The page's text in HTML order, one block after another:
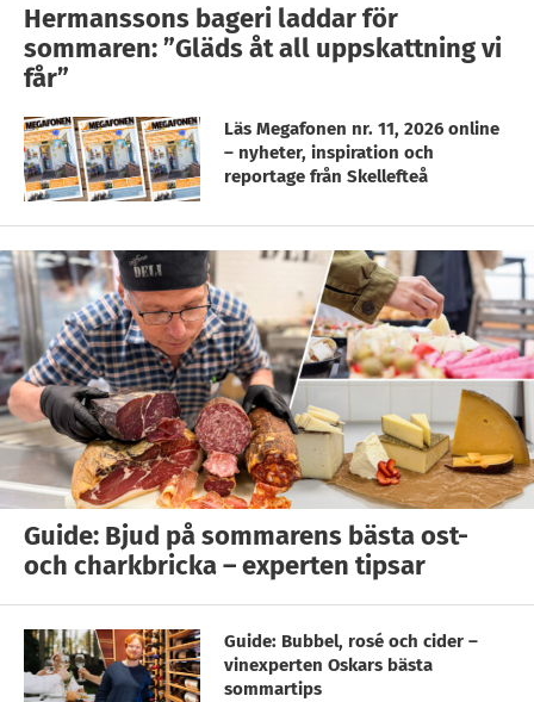
Hermanssons bageri laddar för
sommaren: ”Gläds åt all uppskattning vi
får”
Läs Megafonen nr. 11, 2026 online
– nyheter, inspiration och
reportage från Skellefteå
Guide: Bjud på sommarens bästa ost-
och charkbricka – experten tipsar
Guide: Bubbel, rosé och cider –
vinexperten Oskars bästa
sommartips